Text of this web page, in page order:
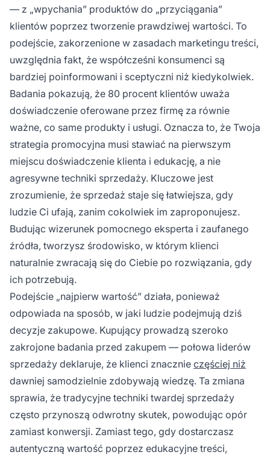
— z „wpychania” produktów do „przyciągania”
klientów poprzez tworzenie prawdziwej wartości. To
podejście, zakorzenione w zasadach marketingu treści,
uwzględnia fakt, że współcześni konsumenci są
bardziej poinformowani i sceptyczni niż kiedykolwiek.
Badania pokazują, że 80 procent klientów uważa
doświadczenie oferowane przez firmę za równie
ważne, co same produkty i usługi. Oznacza to, że Twoja
strategia promocyjna musi stawiać na pierwszym
miejscu doświadczenie klienta i edukację, a nie
agresywne techniki sprzedaży. Kluczowe jest
zrozumienie, że sprzedaż staje się łatwiejsza, gdy
ludzie Ci ufają, zanim cokolwiek im zaproponujesz.
Budując wizerunek pomocnego eksperta i zaufanego
źródła, tworzysz środowisko, w którym klienci
naturalnie zwracają się do Ciebie po rozwiązania, gdy
ich potrzebują.
Podejście „najpierw wartość” działa, ponieważ
odpowiada na sposób, w jaki ludzie podejmują dziś
decyzje zakupowe. Kupujący prowadzą szeroko
zakrojone badania przed zakupem — połowa liderów
sprzedaży deklaruje, że klienci znacznie częściej niż
dawniej samodzielnie zdobywają wiedzę. Ta zmiana
sprawia, że tradycyjne techniki twardej sprzedaży
często przynoszą odwrotny skutek, powodując opór
zamiast konwersji. Zamiast tego, gdy dostarczasz
autentyczną wartość poprzez edukacyjne treści,